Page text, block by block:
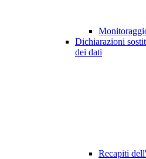
Dichiarazioni
dei dati
Recapiti